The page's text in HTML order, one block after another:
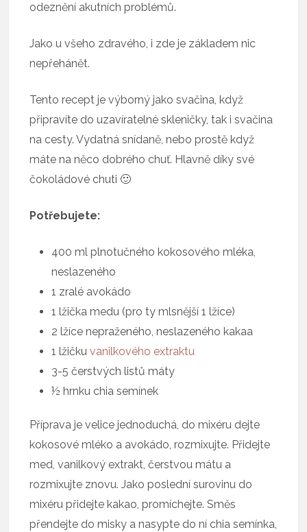
odeznění akutních problémů.
Jako u všeho zdravého, i zde je základem nic
nepřehánět.
Tento recept je výborný jako svačina, když
připravíte do uzavíratelné skleničky, tak i svačina
na cesty. Vydatná snídaně, nebo prostě když
máte na něco dobrého chuť. Hlavně díky své
čokoládové chuti 🙂
Potřebujete:
400 ml plnotučného kokosového mléka,
neslazeného
1 zralé avokádo
1 lžička medu (pro ty mlsnější 1 lžíce)
2 lžíce nepraženého, neslazeného kakaa
1 lžičkuvanilkového extraktu
3-5 čerstvých listů máty
½ hrnku chia semínek
Příprava je velice jednoduchá, do mixéru dejte
kokosové mléko a avokádo, rozmixujte. Přidejte
med, vanilkový extrakt, čerstvou mátu a
rozmixujte znovu. Jako poslední surovinu do
mixéru přidejte kakao, promíchejte. Směs
přendejte do misky a nasypte do ní chia semínka,